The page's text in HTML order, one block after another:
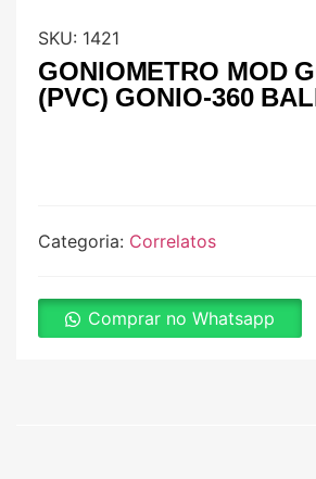
SKU: 1421
GONIOMETRO MOD
(PVC) GONIO-360
Categoria: Correlatos
Comprar no Whatsapp